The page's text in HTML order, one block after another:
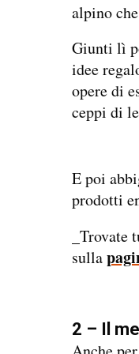
alpino
Giunti lì
idee
opere di
ceppi di
E poi
prodotti
sulla
2 – Il